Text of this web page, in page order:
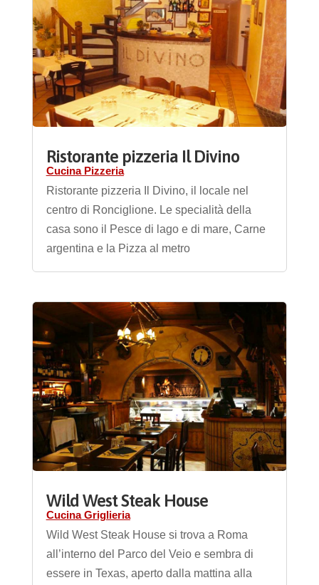
Ristorante pizzeria Il Divino
Cucina Pizzeria
Ristorante pizzeria Il Divino, il locale nel
centro di Ronciglione. Le specialità della
casa sono il Pesce di lago e di mare, Carne
argentina e la Pizza al metro
Wild West Steak House
Cucina Griglieria
Wild West Steak House si trova a Roma
all’interno del Parco del Veio e sembra di
essere in Texas, aperto dalla mattina alla